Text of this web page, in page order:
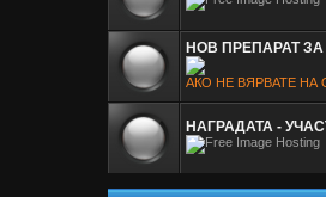
НОВ ПРЕПАРАТ
АКО НЕ ВЯРВАТЕ НА
НАГРАДАТА -